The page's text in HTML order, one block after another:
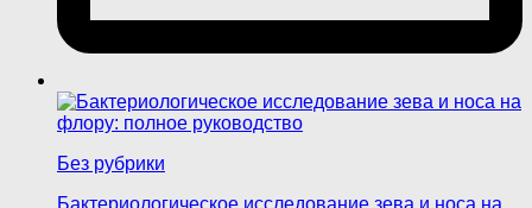
Без рубрики
Бактериологическое исследование зева и носа на